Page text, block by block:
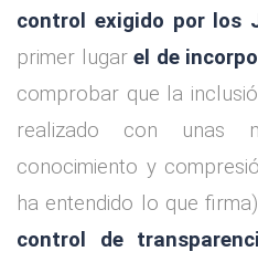
control exigido por los
primer lugarel de
comprobar que la
realizado con unas
conocimiento y
ha entendido lo que
control de